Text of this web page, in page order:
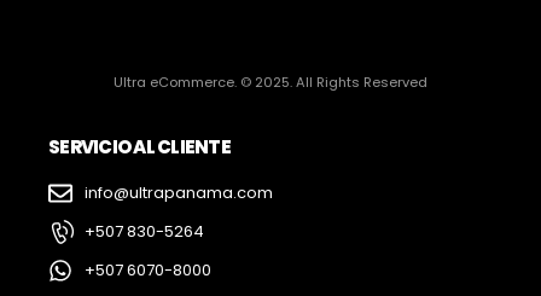
Ultra eCommerce. © 2025. All Rights Reserved
SERVICIO AL CLIENTE
info@ultrapanama.com
+507 830-5264
+507 6070-8000